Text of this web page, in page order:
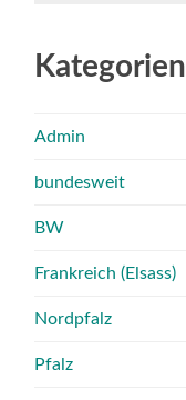
Kategorien
Admin
bundesweit
BW
Frankreich (Elsass)
Nordpfalz
Pfalz